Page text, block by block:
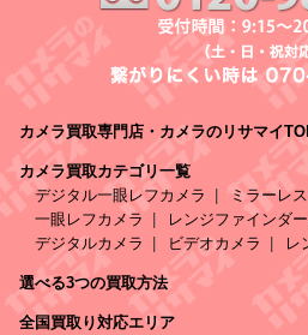
カメラ買取専門店・カメラのリサマイ
カメラ買取カテゴリ一覧
デジタル一眼レフカメラ
ミラーレ
一眼レフカメラ
レンジファインダ
デジタルカメラ
ビデオカメラ レ
選べる3つの買取方法
全国買取り対応エリア